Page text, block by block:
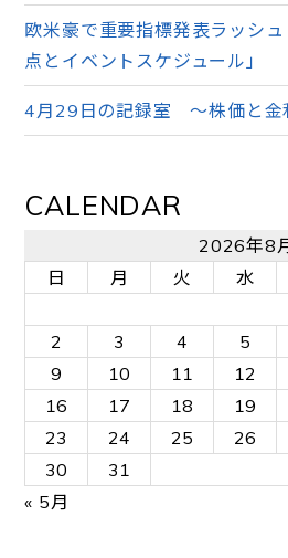
欧米豪で重要指標発表ラッシ
点とイベントスケジュール」
4月29日の記録室 ～株価と金
CALENDAR
2026年8
日
月 火 水
2
3 4 5
9
10 11 12
16
17 18 19
23
24 25 26
30
31
« 5月